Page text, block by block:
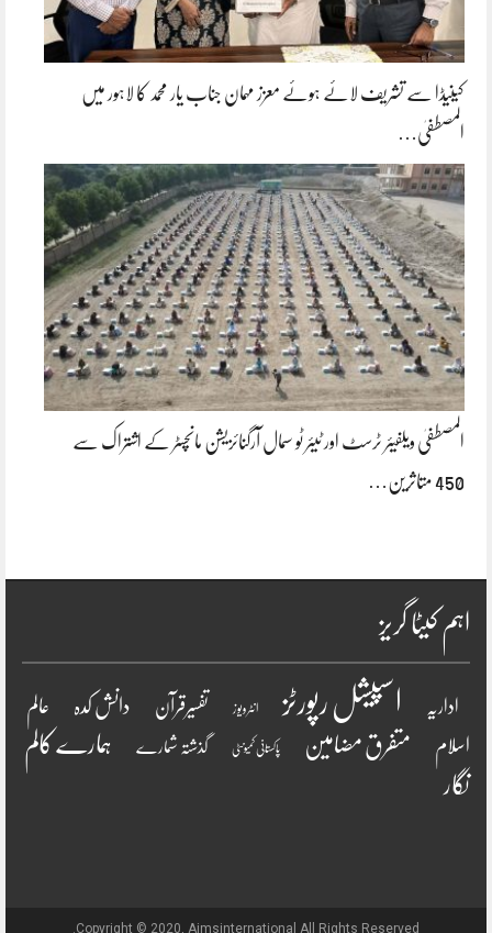
کینیڈا سے تشریف لائے ہوئے معزز مہمان جناب یار محمد کا لاہور میں
المصطفیٰ…
المصطفیٰ ویلفیئر ٹرسٹ اور ٹیئر ٹو سمال آرگنائزیشن مانچسٹر کے اشتراک سے
450 متاثرین…
اہم کیٹا گریز
اداریہ اسپیشل رپورٹز انٹرویو ز تفسیرقرآن دانش کدہ عالم
اسلام متفرق مضامین پاکستانی کمیونٹی گذشتہ شمارے
ہمارے کالم
نگار
Copyright © 2020, Aimsinternational All Rights Reserved.